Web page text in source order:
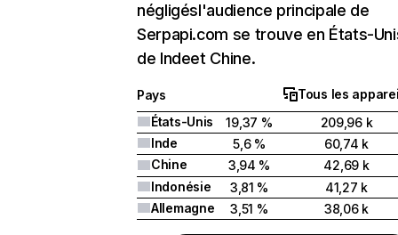
négligésl'audience principale de
Serpapi.com se trouve en États-
de Indeet Chine.
Pays
Tous les
États-Unis
19,37 %
209,96 k
Inde
5,6 %
60,74 k
Chine
3,94 %
42,69 k
Indonésie
3,81 %
41,27 k
Allemagne
3,51 % 38,06 k